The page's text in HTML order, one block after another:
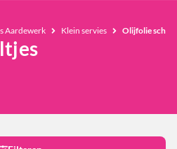
Aardewerk Klein servies Olijfolie